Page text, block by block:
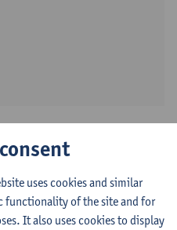
Physiopathology of Heart,
uses cookies and similar
functionality of the site and for
It also uses cookies to display